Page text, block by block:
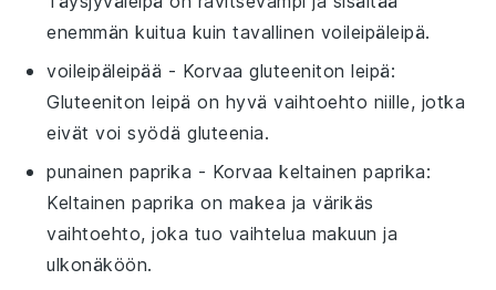
enemmän kuitua kuin tavallinen voileipäleipä.
voileipäleipää - Korvaagluteeniton leipä:
Gluteeniton leipä on hyvä vaihtoehto niille, jotka
eivät voi syödä gluteenia.
punainen paprika - Korvaakeltainen paprika:
Keltainen paprika on makea ja värikäs
vaihtoehto, joka tuo vaihtelua makuun ja
ulkonäköön.